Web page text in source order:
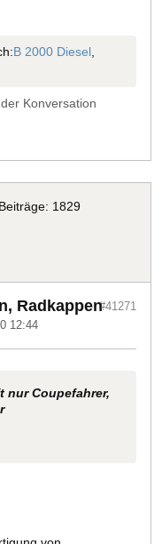
B 2000 Diesel,
Konversation
1829
Radkappen
12:44
#41271
nur Coupefahrer,